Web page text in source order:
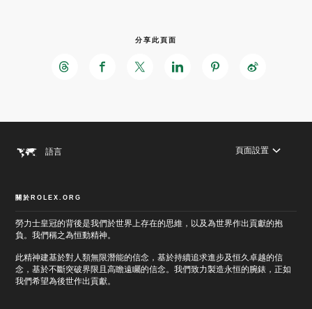
分享此頁面
語言 頁面設置
關於ROLEX.ORG
勞力士皇冠的背後是我們於世界上存在的思維，以及為世界作出貢獻的抱
負。我們稱之為恒動精神。
此精神建基於對人類無限潛能的信念，基於持續追求進步及恒久卓越的信
念，基於不斷突破界限且高瞻遠矚的信念。我們致力製造永恒的腕錶，正如
我們希望為後世作出貢獻。